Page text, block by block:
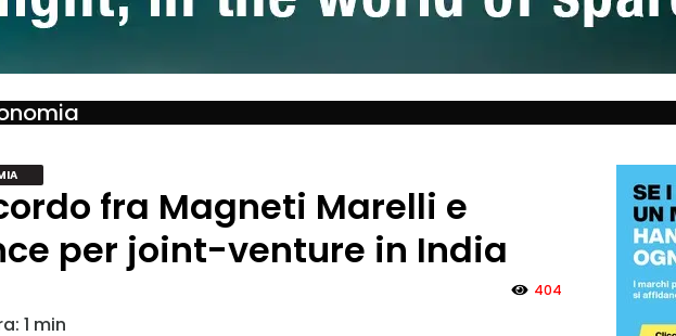
fra Magneti Marelli e
per joint-venture in India
404